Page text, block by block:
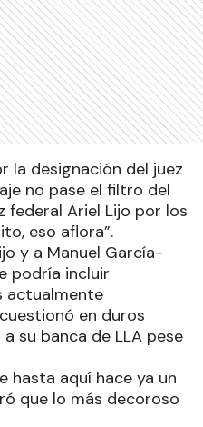
la designación del juez
no pase el filtro del
federal Ariel Lijo por los
eso aflora”.
y a Manuel García-
podría incluir
actualmente
en duros
su banca de LLA pese
hasta aquí hace ya un
que lo más decoroso